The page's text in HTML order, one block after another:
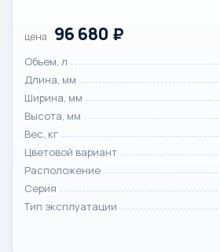
цена 96 680 ₽
Объем, л
Длина, мм
Ширина, мм
Высота, мм
Вес, кг
Цветовой вариант
Расположение
Серия
Тип эксплуатации